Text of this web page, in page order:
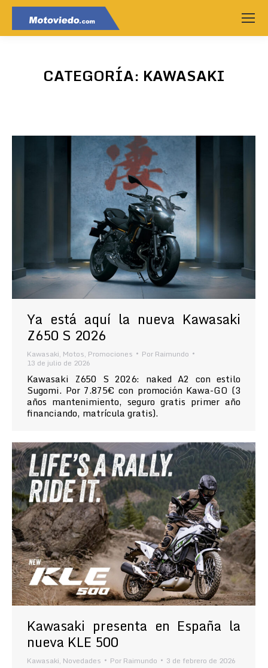
CATEGORÍA: KAWASAKI
Ya está aquí la nueva Kawasaki
Z650 S 2026
Kawasaki, Motos, Promociones Por Raimundo
13 de julio de 2026
Kawasaki Z650 S 2026: naked A2 con estilo
Sugomi. Por 7.875€ con promoción Kawa-GO (3
años mantenimiento, seguro gratis primer año
financiando, matrícula gratis).
Kawasaki presenta en España la
nueva KLE 500
Kawasaki, Novedades Por Raimundo 3 de febrero de 2026